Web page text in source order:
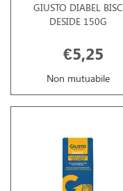
GIUSTO DIABEL BISC
DESIDE 150G
€5,25
Non mutuabile